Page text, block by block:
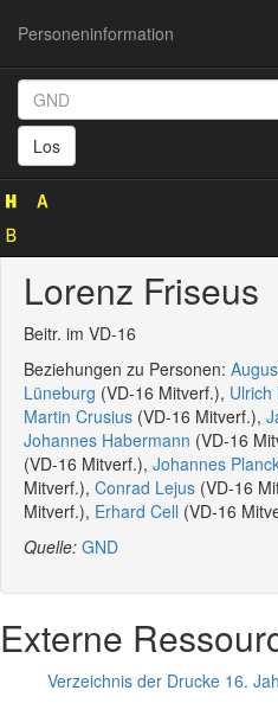
Personeninformation
Los
119677784)
Lorenz Friseus
Beitr. im VD-16
Beziehungen zu Personen:
Lüneburg (VD-16 Mitverf.), Ulrich
Martin Crusius (VD-16 Mitverf.),
Johannes Habermann (VD-16
(VD-16 Mitverf.), Johannes
Mitverf.), Conrad Lejus (VD-16
Mitverf.), Erhard Cell (VD-16
Quelle: GND
Externe
Verzeichnis der Drucke 16.